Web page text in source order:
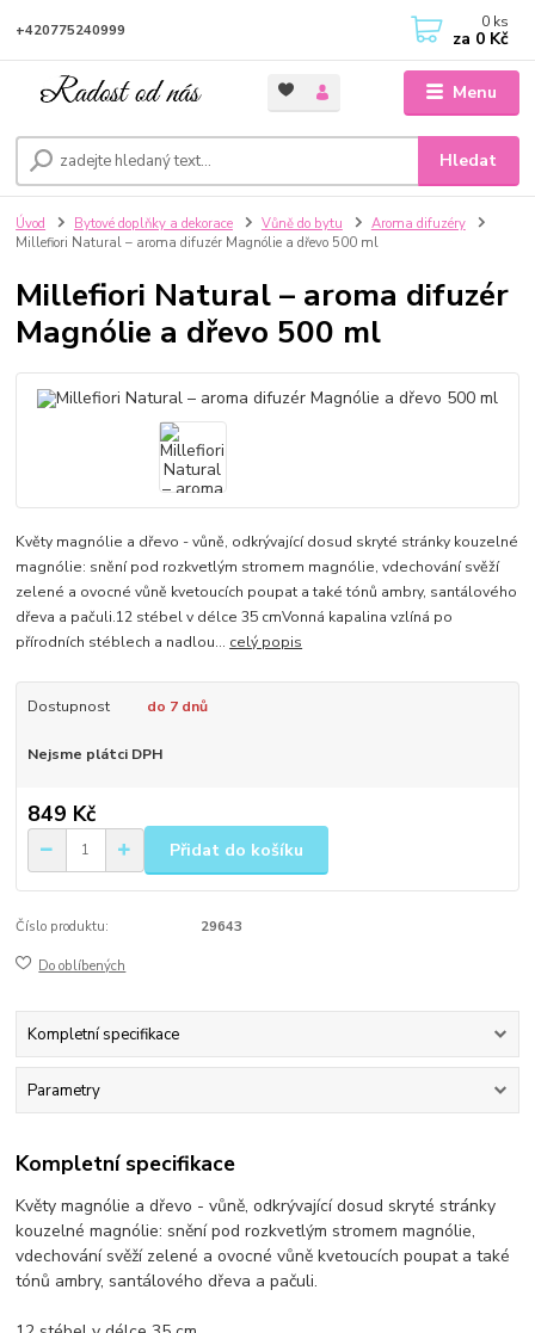
Menu
Hledat
+420775240999 0 ks
za 0 Kč
Úvod Bytové doplňky a dekorace Vůně do bytu
Aroma difuzéry
Millefiori Natural – aroma difuzér Magnólie a dřevo 500 ml
Millefiori Natural – aroma difuzér
Magnólie a dřevo 500 ml
Květy magnólie a dřevo - vůně, odkrývající dosud skryté stránky kouzelné
magnólie: snění pod rozkvetlým stromem magnólie, vdechování svěží
zelené a ovocné vůně kvetoucích poupat a také tónů ambry, santálového
dřeva a pačuli.12 stébel v délce 35 cmVonná kapalina vzlíná po
přírodních stéblech a nadlou... celý popis
Dostupnost do 7 dnů
Nejsme plátci DPH
849 Kč
Přidat do košíku
Číslo produktu: 29643
Do oblíbených
Kompletní specifikace
Parametry
Kompletní specifikace
Květy magnólie a dřevo - vůně, odkrývající dosud skryté stránky
kouzelné magnólie: snění pod rozkvetlým stromem magnólie,
vdechování svěží zelené a ovocné vůně kvetoucích poupat a také
tónů ambry, santálového dřeva a pačuli.